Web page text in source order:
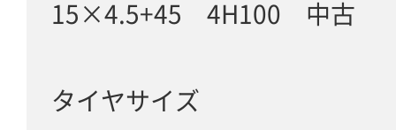
15×4.5+45 4H100 中古
タイヤサイズ